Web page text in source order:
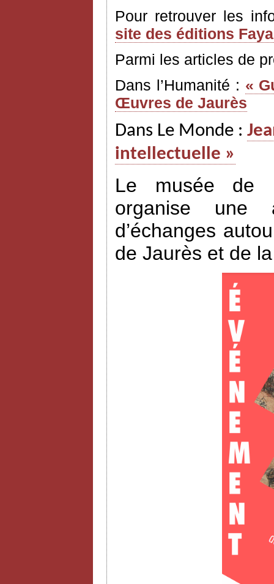
Pour retrouver les
site des éditions
Parmi les articles de
Dans l’Humanité : «
Œuvres de Jaurès
Dans Le Monde :
intellectuelle »
Le musée de
organise une
d’échanges
de Jaurès et de